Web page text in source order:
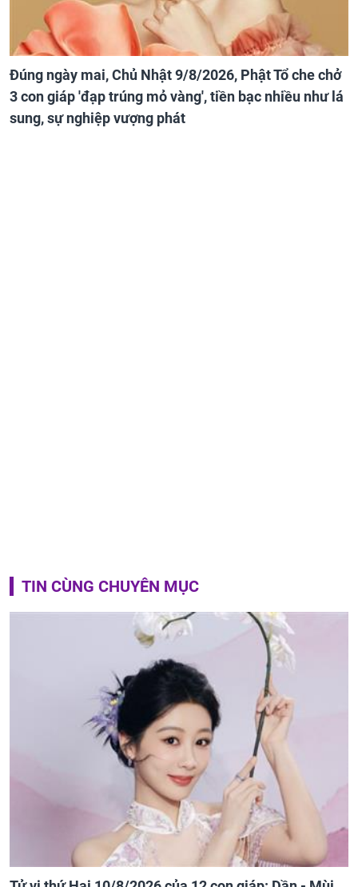
Đúng ngày mai, Chủ Nhật 9/8/2026, Phật Tổ che chở
3 con giáp 'đạp trúng mỏ vàng', tiền bạc nhiều như lá
sung, sự nghiệp vượng phát
TIN CÙNG CHUYÊN MỤC